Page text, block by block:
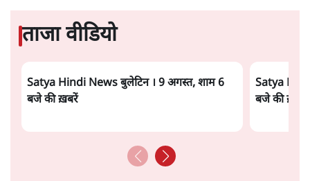
ताजा वीडियो
Satya Hindi News बुलेटिन । 9 अगस्त, शाम 6
बजे की ख़बरें
Satya
बजे की ख़बरें